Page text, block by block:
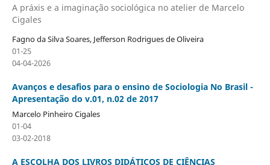
A práxis e a imaginação sociológica no atelier de Marcelo
Cigales
Fagno da Silva Soares, Jefferson Rodrigues de Oliveira
01-25
04-04-2026
Avanços e desafios para o ensino de Sociologia No Brasil -
Apresentação do v.01, n.02 de 2017
Marcelo Pinheiro Cigales
01-04
03-02-2018
A ESCOLHA DOS LIVROS DIDÁTICOS DE CIÊNCIAS